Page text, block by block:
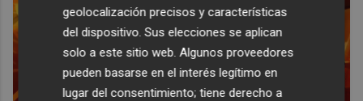
geolocalización precisos y características
del dispositivo. Sus elecciones se aplican
solo a este sitio web. Algunos proveedores
pueden basarse en el interés legítimo en
lugar del consentimiento; tiene derecho a